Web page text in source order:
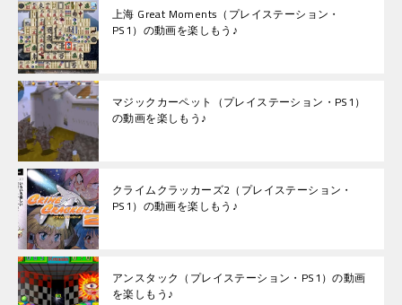
上海 Great Moments（プレイステーション・
PS1）の動画を楽しもう♪
マジックカーペット（プレイステーション・PS1）
の動画を楽しもう♪
クライムクラッカーズ2（プレイステーション・
PS1）の動画を楽しもう♪
アンスタック（プレイステーション・PS1）の動画
を楽しもう♪